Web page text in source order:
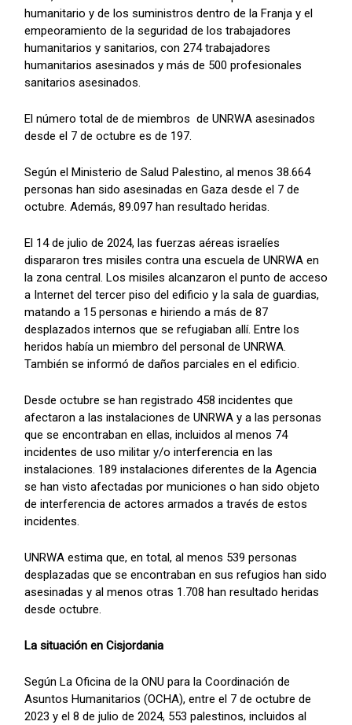
humanitario y de los suministros dentro de la Franja y el
empeoramiento de la seguridad de los trabajadores
humanitarios y sanitarios, con 274 trabajadores
humanitarios asesinados y más de 500 profesionales
sanitarios asesinados.
El número total de de miembros de UNRWA asesinados
desde el 7 de octubre es de 197.
Según el Ministerio de Salud Palestino, al menos 38.664
personas han sido asesinadas en Gaza desde el 7 de
octubre. Además, 89.097 han resultado heridas.
El 14 de julio de 2024, las fuerzas aéreas israelíes
dispararon tres misiles contra una escuela de UNRWA en
la zona central. Los misiles alcanzaron el punto de acceso
a Internet del tercer piso del edificio y la sala de guardias,
matando a 15 personas e hiriendo a más de 87
desplazados internos que se refugiaban allí. Entre los
heridos había un miembro del personal de UNRWA.
También se informó de daños parciales en el edificio.
Desde octubre se han registrado 458 incidentes que
afectaron a las instalaciones de UNRWA y a las personas
que se encontraban en ellas, incluidos al menos 74
incidentes de uso militar y/o interferencia en las
instalaciones. 189 instalaciones diferentes de la Agencia
se han visto afectadas por municiones o han sido objeto
de interferencia de actores armados a través de estos
incidentes.
UNRWA estima que, en total, al menos 539 personas
desplazadas que se encontraban en sus refugios han sido
asesinadas y al menos otras 1.708 han resultado heridas
desde octubre.
La situación en Cisjordania
Según La Oficina de la ONU para la Coordinación de
Asuntos Humanitarios (OCHA), entre el 7 de octubre de
2023 y el 8 de julio de 2024, 553 palestinos, incluidos al